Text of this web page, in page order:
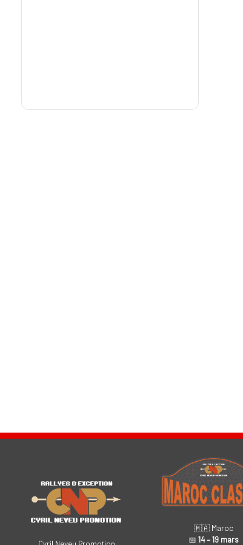
🇲🇦 Maroc
📅 14 – 19 mars